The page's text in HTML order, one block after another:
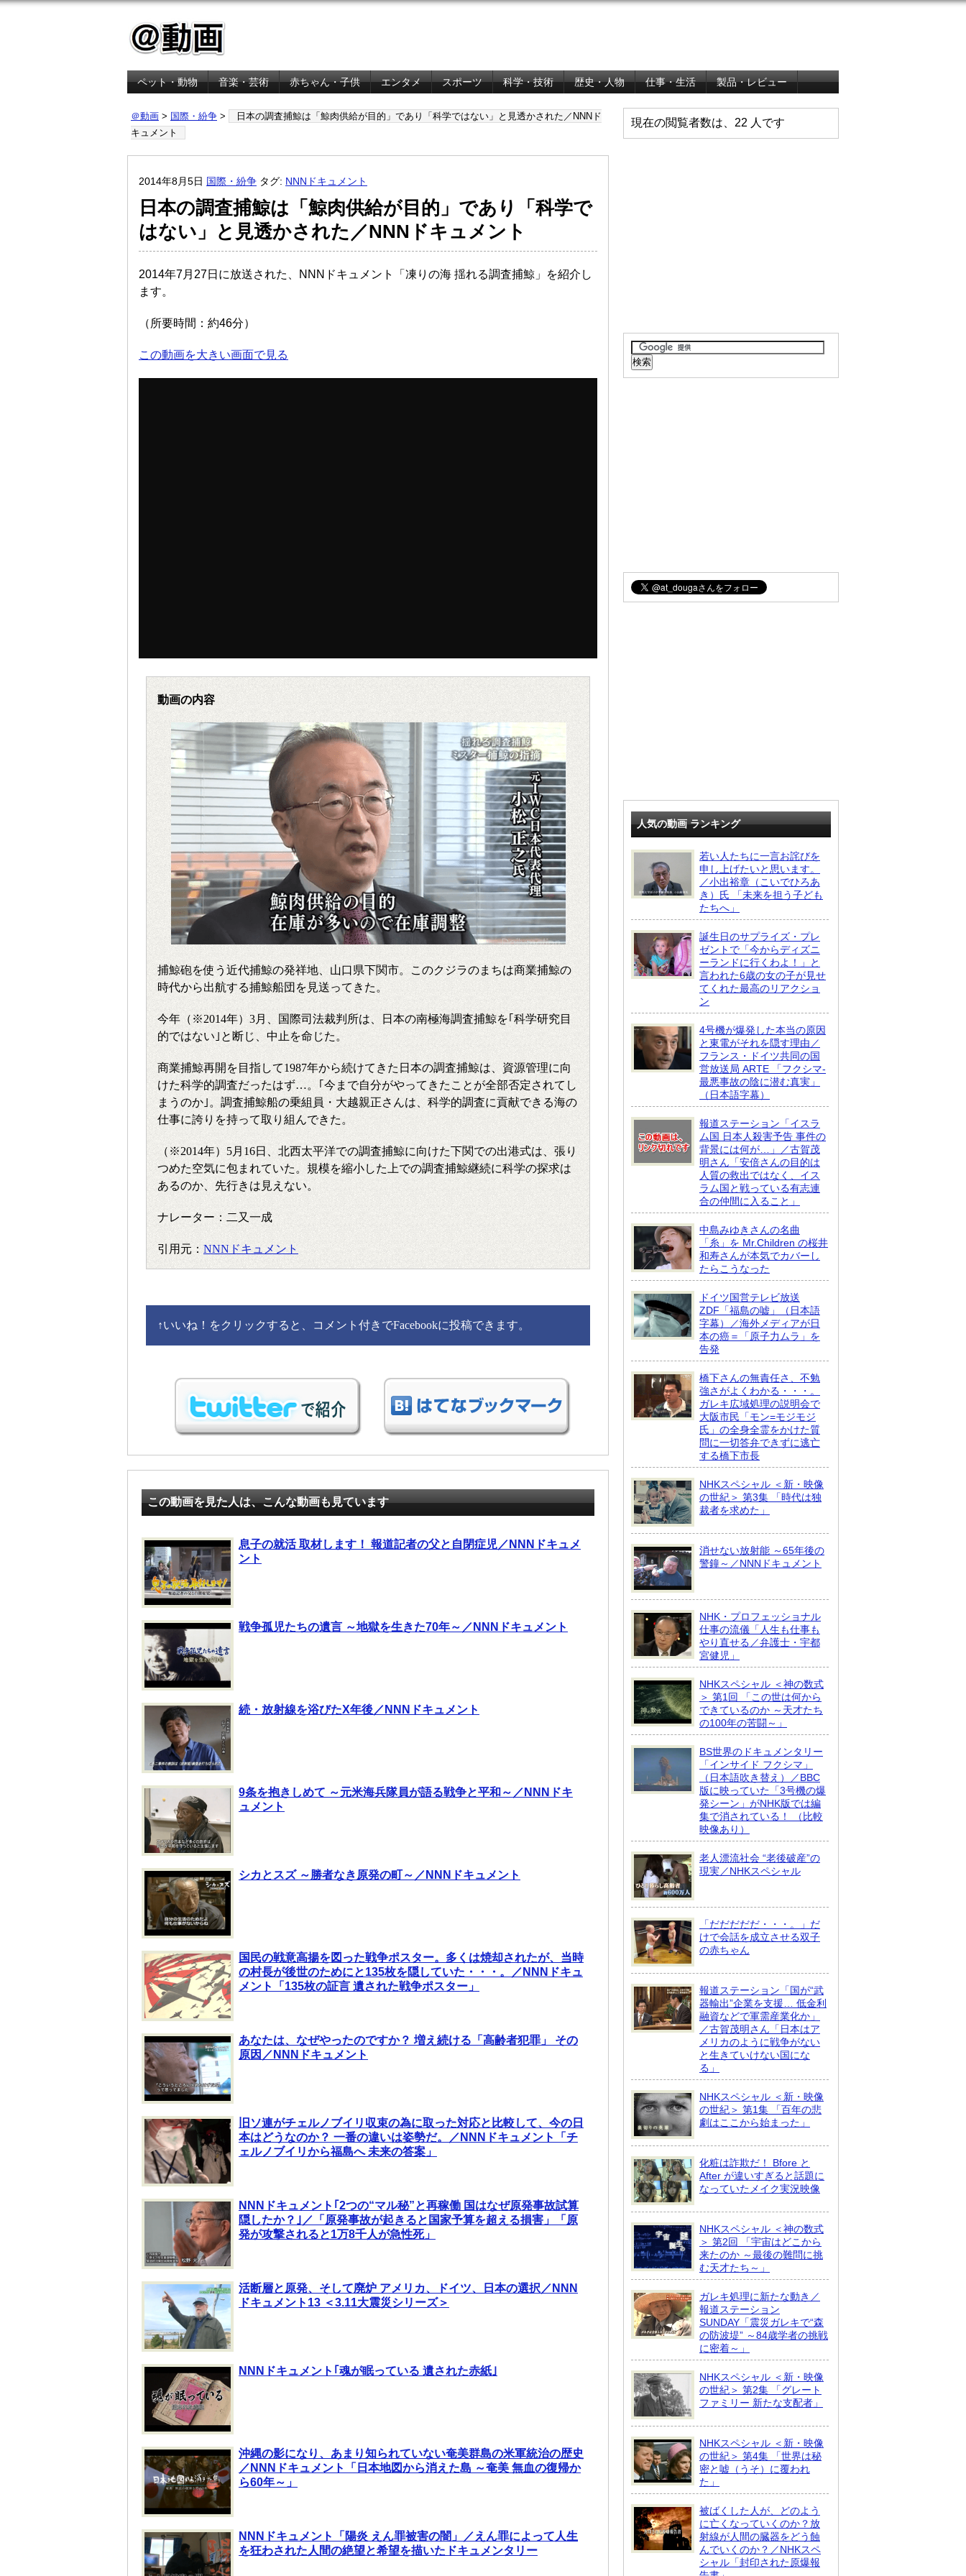
ペット・動物 音楽・芸術 赤ちゃん・子供 エンタメ スポーツ 科学・技術 歴史・人物 仕事・生活
製品・レビュー
＠動画 > 国際・紛争 >
日本の調査捕鯨は「鯨肉供給が目的」であり「科学ではない」と見透かされた／NNNド
キュメント
2014年8月5日 国際・紛争 タグ: NNNドキュメント
日本の調査捕鯨は「鯨肉供給が目的」であり「科学で
はない」と見透かされた／NNNドキュメント
2014年7月27日に放送された、NNNドキュメント「凍りの海 揺れる調査捕鯨」を紹介し
ます。
（所要時間：約46分）
この動画を大きい画面で見る
動画の内容
捕鯨砲を使う近代捕鯨の発祥地、山口県下関市。このクジラのまちは商業捕鯨の
時代から出航する捕鯨船団を見送ってきた。
今年（※2014年）3月、国際司法裁判所は、日本の南極海調査捕鯨を｢科学研究目
的ではない｣と断じ、中止を命じた。
商業捕鯨再開を目指して1987年から続けてきた日本の調査捕鯨は、資源管理に向
けた科学的調査だったはず…。｢今まで自分がやってきたことが全部否定されてし
まうのか｣。調査捕鯨船の乗組員・大越親正さんは、科学的調査に貢献できる海の
仕事に誇りを持って取り組んできた。
（※2014年）5月16日、北西太平洋での調査捕鯨に向けた下関での出港式は、張り
つめた空気に包まれていた。規模を縮小した上での調査捕鯨継続に科学の探求は
あるのか、先行きは見えない。
ナレーター：二又一成
引用元： NNNドキュメント
↑いいね！をクリックすると、コメント付きでFacebookに投稿できます。
この動画を見た人は、こんな動画も見ています
息子の就活 取材します！ 報道記者の父と自閉症児／NNNドキュメ
ント
戦争孤児たちの遺言 ～地獄を生きた70年～／NNNドキュメント
続・放射線を浴びたX年後／NNNドキュメント
9条を抱きしめて ～元米海兵隊員が語る戦争と平和～／NNNドキ
ュメント
シカとスズ ～勝者なき原発の町～／NNNドキュメント
国民の戦意高揚を図った戦争ポスター。多くは焼却されたが、当時
の村長が後世のためにと135枚を隠していた・・・。／NNNドキュ
メント「135枚の証言 遺された戦争ポスター」
あなたは、なぜやったのですか？ 増え続ける「高齢者犯罪」 その
原因／NNNドキュメント
旧ソ連がチェルノブイリ収束の為に取った対応と比較して、今の日
本はどうなのか？ 一番の違いは姿勢だ。／NNNドキュメント「チ
ェルノブイリから福島へ 未来の答案」
NNNドキュメント｢2つの“マル秘”と再稼働 国はなぜ原発事故試算
隠したか？｣／「原発事故が起きると国家予算を超える損害」「原
発が攻撃されると1万8千人が急性死」
活断層と原発、そして廃炉 アメリカ、ドイツ、日本の選択／NNN
ドキュメント13 ＜3.11大震災シリーズ＞
NNNドキュメント｢魂が眠っている 遺された赤紙｣
沖縄の影になり、あまり知られていない奄美群島の米軍統治の歴史
／NNNドキュメント「日本地図から消えた島 ～奄美 無血の復帰か
ら60年～」
NNNドキュメント「陽炎 えん罪被害の闇」／えん罪によって人生
を狂わされた人間の絶望と希望を描いたドキュメンタリー
現在の閲覧者数は、22 人です
人気の動画 ランキング
若い人たちに一言お詫びを
申し上げたいと思います。
／小出裕章（こいでひろあ
き）氏 「未来を担う子ども
たちへ」
誕生日のサプライズ・プレ
ゼントで「今からディズニ
ーランドに行くわよ！」と
言われた6歳の女の子が見せ
てくれた最高のリアクショ
ン
4号機が爆発した本当の原因
と東電がそれを隠す理由／
フランス・ドイツ共同の国
営放送局 ARTE 「フクシマ-
最悪事故の陰に潜む真実」
（日本語字幕）
報道ステーション「イスラ
ム国 日本人殺害予告 事件の
背景には何が…」／古賀茂
明さん「安倍さんの目的は
人質の救出ではなく、イス
ラム国と戦っている有志連
合の仲間に入ること」
中島みゆきさんの名曲
「糸」を Mr.Children の桜井
和寿さんが本気でカバーし
たらこうなった
ドイツ国営テレビ放送
ZDF「福島の嘘」（日本語
字幕）／海外メディアが日
本の癌＝「原子力ムラ」を
告発
橋下さんの無責任さ、不勉
強さがよくわかる・・・。
ガレキ広域処理の説明会で
大阪市民「モン=モジモジ
氏」の全身全霊をかけた質
問に一切答弁できずに逃亡
する橋下市長
NHKスペシャル ＜新・映像
の世紀＞ 第3集 「時代は独
裁者を求めた」
消せない放射能 ～65年後の
警鐘～／NNNドキュメント
NHK・プロフェッショナル
仕事の流儀「人生も仕事も
やり直せる／弁護士・宇都
宮健児」
NHKスペシャル ＜神の数式
＞ 第1回 「この世は何から
できているのか ～天才たち
の100年の苦闘～」
BS世界のドキュメンタリー
「インサイド フクシマ」
（日本語吹き替え）／BBC
版に映っていた「3号機の爆
発シーン」がNHK版では編
集で消されている！ （比較
映像あり）
老人漂流社会 “老後破産”の
現実／NHKスペシャル
「だだだだだ・・・。」だ
けで会話を成立させる双子
の赤ちゃん
報道ステーション「国が“武
器輸出”企業を支援… 低金利
融資などで軍需産業化か」
／古賀茂明さん「日本はア
メリカのように戦争がない
と生きていけない国にな
る」
NHKスペシャル ＜新・映像
の世紀＞ 第1集 「百年の悲
劇はここから始まった」
化粧は詐欺だ！ Bfore と
After が違いすぎると話題に
なっていたメイク実況映像
NHKスペシャル ＜神の数式
＞ 第2回 「宇宙はどこから
来たのか ～最後の難問に挑
む天才たち～」
ガレキ処理に新たな動き／
報道ステーション
SUNDAY「震災ガレキで“森
の防波堤” ～84歳学者の挑戦
に密着～」
NHKスペシャル ＜新・映像
の世紀＞ 第2集 「グレート
ファミリー 新たな支配者」
NHKスペシャル ＜新・映像
の世紀＞ 第4集 「世界は秘
密と嘘（うそ）に覆われ
た」
被ばくした人が、どのよう
に亡くなっていくのか？放
射線が人間の臓器をどう蝕
んでいくのか？／NHKスペ
シャル「封印された原爆報